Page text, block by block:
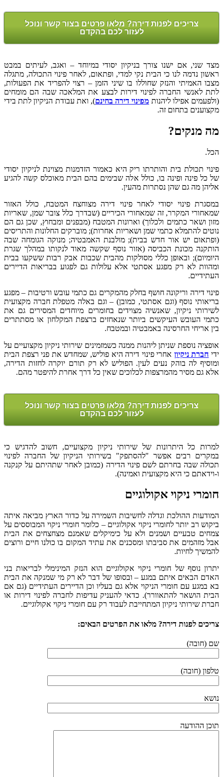
צריכים לפנות דירה? מלאו פרטים בצור קשר ונוכל
לעזור לכם בהקדם
מצד שני, אם ישנו צורך בניקיון יסודי במיוחד – ואגב, לעיתים במבט
ראשון נדמה לנו כי הבית נקי למדי, ופתאום, לאחר פינוי התכולה, מתגלה
מצבו האמיתי והנזק שחוללו בו שיני הזמן – רצוי להפריד את הפעולות,
לתת לאנשי החברה לפינוי דירות לבצע את המלאכה שבה הם מומחים
(ולפעמים אפילו ליהנות מפינוי דירה בחינם), ואת עבודת הניקיון לתת בידי
מקצוענים בתחום זה.
מה מנקים?
הכל.
פינוי תכולת בית והותרתו ריק היא כאמור הזדמנות מצוינת לניקיון יסודי
של כל פינה ופינה בו, כולל אלה שבימים בהם הבית מאוכלס קשה להגיע
אליהן מה גם שהן נסתרות מהעין.
במסגרת פינוי יסודי לאחר פינוי דירה מצוחצח המטבח, כולל האזור
שמאחורי המקרר, זה שמאחורי הכיריים (שבדרך כלל צובר שמן, שאריות
מזון ושאר כתמים ולכלוך) וארונות המטבח (מבפנים ומבחוץ, שכן גם הם
נוטים להתמלא כתמי שמן ושאריות אחרות); מוברקים החלונות והתריסים
(ופתאום יש אור חדש בבית); מולבנת האמבטיה; מנוקה הגומחה שבה
הותקנה מכונת הכביסה (אזור נוסף שקשה מאוד לנקותו במהלך שגרת
היומיום); ובאופן כללי מסולקות מהבית שכבות אבק רבות ששקעו בבית
ומהוות לא רק מפגע אסתטי אלא עלולות גם לפגוע בבריאות הדיירים
העתידיים.
פינוי דירה וריקונה חושף בחלק מהמקרים גם כתמי עובש ורטיבות – מפגע
בריאותי נוסף (וגם אסתטי, כמובן) – וגם באלה מטפלת חברה מקצועית
לשירותי ניקיון, שאנשיה מצוידים בחומרים מיוחדים המסירים גם את
כתמי העובש העיקשים ביותר שנאחזים ברצפת המקלחון או מסתתרים
בין אריחי החרסינה באמבטיה ובמטבח.
אופציה נוספת שניתן ליהנות ממנה כשמזמינים שירותי ניקיון מקצועיים על
ידי חברת ניקיון אחרי פינוי דירה היא פוליש, שמחדש את פני רצפת הבית
ומוסיף לה בוהק נעים לעין. הפוליש לא רק תורם יוקרה לחזות הדירה,
אלא גם מסיר מהמרצפות לכלוכים שאין כל דרך אחרת להיפטר מהם.
צריכים לפנות דירה? מלאו פרטים בצור קשר ונוכל
לעזור לכם בהקדם
למרות כל היתרונות של שירותי ניקיון מקצועיים, חשוב להדגיש כי
במקרים רבים אפשר "להסתפק" בשירותי הניקיון של החברה לפינוי
תכולה שבה בחרתם לשם פינוי הדירה (כמובן לאחר שתהיתם על קנקנה
ו-וידאתם כי היא מקצועית ואמינה).
חומרי ניקוי אקולוגיים
המודעות ההולכת וגדלה לחשיבות השמירה על כדור הארץ מביאה איתה
ביקוש רב יותר לחומרי ניקוי אקולוגיים – כלומר חומרי ניקוי המבוססים על
צמחים טבעיים ושמנים ולא על כימיקלים שאמנם מצחצחים את הבית
אבל מזהמים את סביבתו ומסכנים את עתיד המקום בו כולנו חיים ורוצים
להמשיך לחיות.
יתרון נוסף של חומרי ניקוי אקולוגיים הוא הנזק המינימלי לבריאות בני
האדם הבאים איתם במגע – ובסופו של דבר לא רק מי שמנקה את הבית
בא במגע עם חומרי הניקוי אלא גם בעליו וכן הדיירים העתידיים (גם אם
הבית הושאר להתאוורר). כדאי להעניק עדיפות לחברה לפינוי דירות או
חברת שירותי ניקיון המתחייבת לעבוד רק עם חומרי ניקוי אקולוגיים.
צריכים לפנות דירה? מלאו את הפרטים הבאים:
שם (חובה)
טלפון (חובה)
נושא
תוכן ההודעה